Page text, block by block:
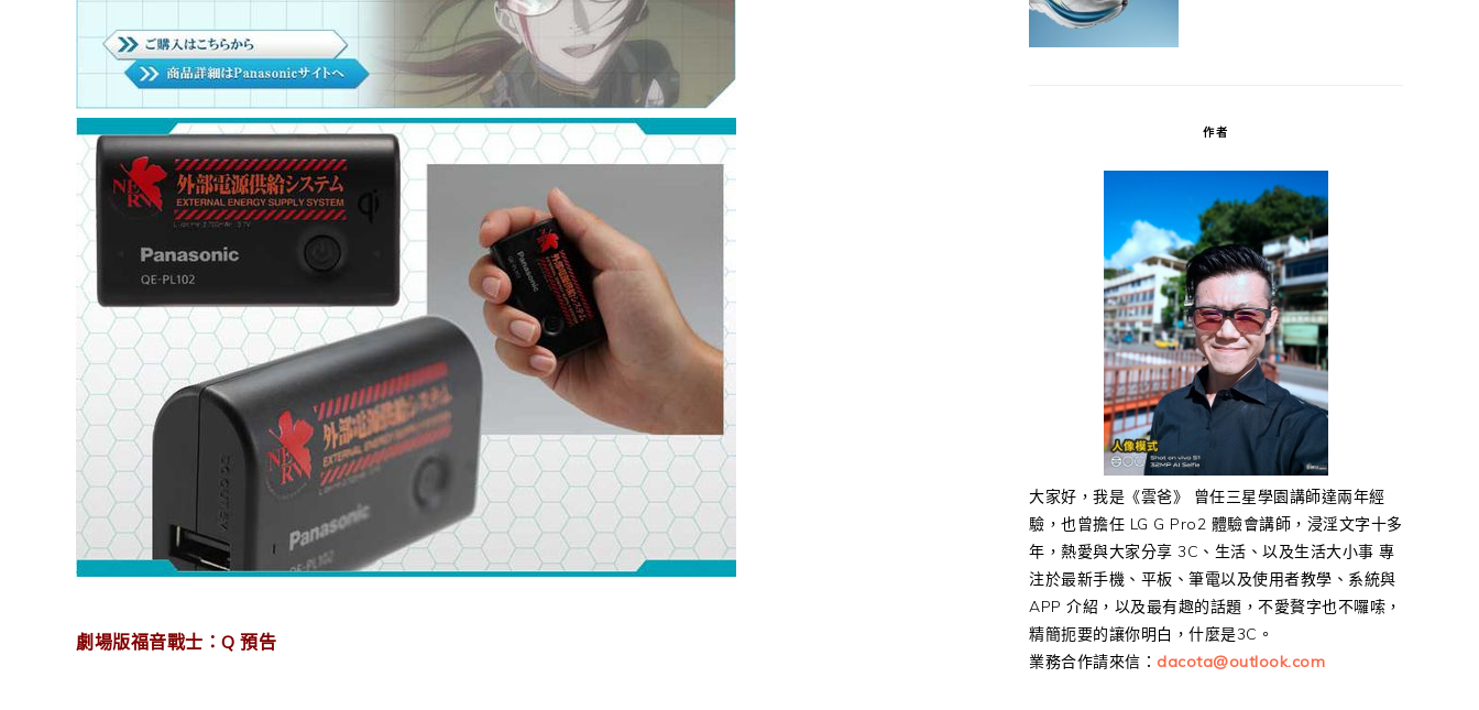
劇場版福音戰士：Q 預告
作者
大家好，我是《雲爸》 曾任三星學園講師達兩年經
驗，也曾擔任 LG G Pro2 體驗會講師，浸淫文字十多
年，熱愛與大家分享 3C、生活、以及生活大小事 專
注於最新手機、平板、筆電以及使用者教學、系統與
APP 介紹，以及最有趣的話題，不愛贅字也不囉嗦，
精簡扼要的讓你明白，什麼是3C。
業務合作請來信： dacota@outlook.com